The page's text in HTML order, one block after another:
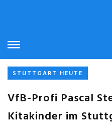
STUTTGART HEUTE
VfB-Profi Pascal
Kitakinder im